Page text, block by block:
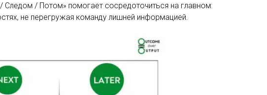
Следом / Потом» помогает сосредоточиться на главном:
не перегружая команду лишней информацией.